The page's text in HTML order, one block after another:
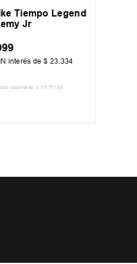
Tiempo Legend
Jr
interés de$ 23 334
nacionales: $ 115 .701 ,65